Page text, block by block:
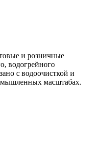
и розничные
водогрейного
с водоочисткой и
масштабах.